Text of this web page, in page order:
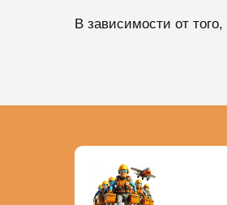
В зависимости от